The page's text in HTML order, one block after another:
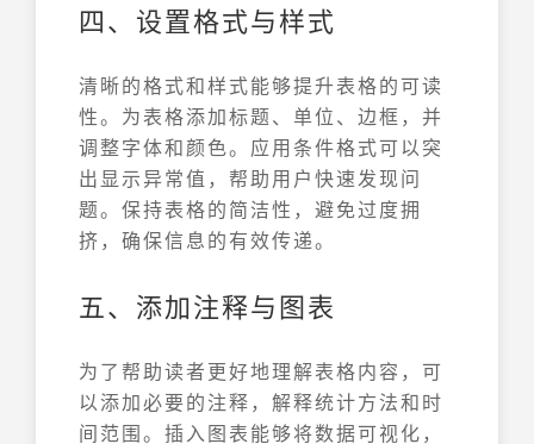
四、设置格式与样式
清晰的格式和样式能够提升表格的可读
性。为表格添加标题、单位、边框，并
调整字体和颜色。应用条件格式可以突
出显示异常值，帮助用户快速发现问
题。保持表格的简洁性，避免过度拥
挤，确保信息的有效传递。
五、添加注释与图表
为了帮助读者更好地理解表格内容，可
以添加必要的注释，解释统计方法和时
间范围。插入图表能够将数据可视化，